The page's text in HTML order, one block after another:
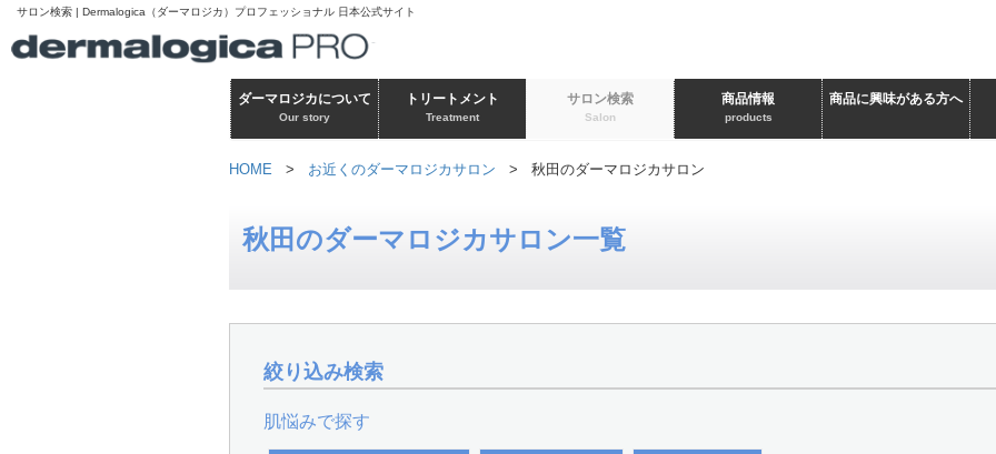
サロン検索 | Dermalogica（ダーマロジカ）プロフェッショナル 日本公式サイト
ダーマロジカについて
Our story
トリートメント
Treatment
サロン検索
Salon
商品情報
products
商品に興味がある方へ
HOME > お近くのダーマロジカサロン > 秋田のダーマロジカサロン
秋田のダーマロジカサロン一覧
絞り込み検索
肌悩みで探す